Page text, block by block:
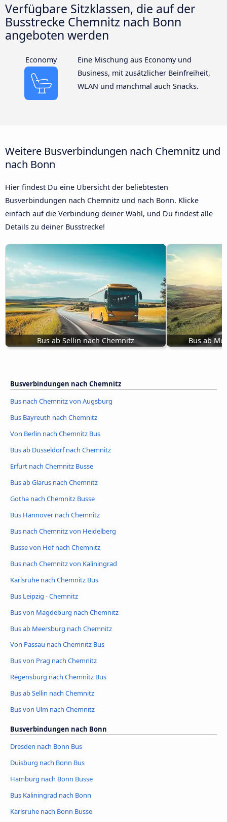
Verfügbare Sitzklassen, die auf der
Busstrecke Chemnitz nach Bonn
angeboten werden
Economy
Eine Mischung aus Economy und
Business, mit zusätzlicher Beinfreiheit,
WLAN und manchmal auch Snacks.
Weitere Busverbindungen nach Chemnitz und
nach Bonn
Hier findest Du eine Übersicht der beliebtesten
Busverbindungen nach Chemnitz und nach Bonn. Klicke
einfach auf die Verbindung deiner Wahl, und Du findest alle
Details zu deiner Busstrecke!
Bus ab Sellin nach Chemnitz Bus ab
Busverbindungen nach Chemnitz
Bus nach Chemnitz von Augsburg
Bus Bayreuth nach Chemnitz
Von Berlin nach Chemnitz Bus
Bus ab Düsseldorf nach Chemnitz
Erfurt nach Chemnitz Busse
Bus ab Glarus nach Chemnitz
Gotha nach Chemnitz Busse
Bus Hannover nach Chemnitz
Bus nach Chemnitz von Heidelberg
Busse von Hof nach Chemnitz
Bus nach Chemnitz von Kaliningrad
Karlsruhe nach Chemnitz Bus
Bus Leipzig - Chemnitz
Bus von Magdeburg nach Chemnitz
Bus ab Meersburg nach Chemnitz
Von Passau nach Chemnitz Bus
Bus von Prag nach Chemnitz
Regensburg nach Chemnitz Bus
Bus ab Sellin nach Chemnitz
Bus von Ulm nach Chemnitz
Busverbindungen nach Bonn
Dresden nach Bonn Bus
Duisburg nach Bonn Bus
Hamburg nach Bonn Busse
Bus Kaliningrad nach Bonn
Karlsruhe nach Bonn Busse